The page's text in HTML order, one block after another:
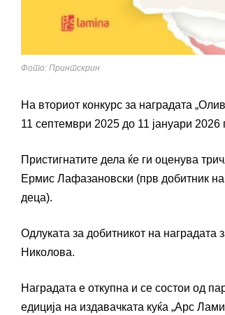
Фото: Принтскрин
На вториот конкурс за наградата
11 септември 2025 до 11 јануари 2026
Пристигнатите дела ќе ги оценува
Ермис Лафазановски (прв добитник
деца).
Одлуката за добитникот на
Николова.
Наградата е откупна и се состои од
едиција на издавачката куќа „Арс